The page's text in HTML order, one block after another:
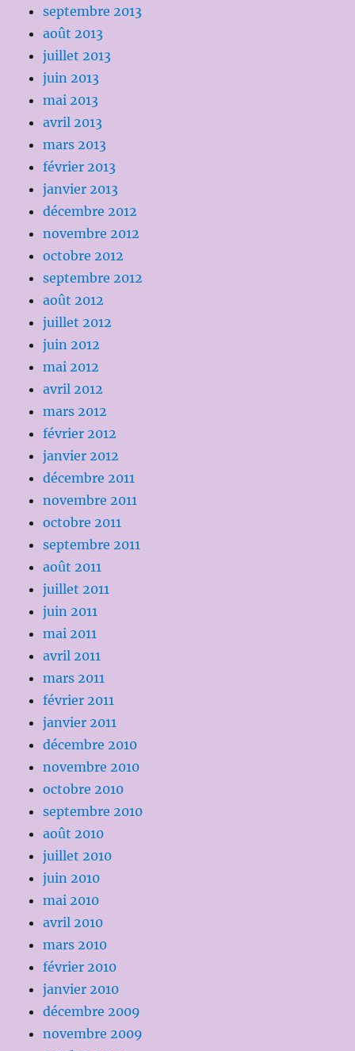
septembre 2013
août 2013
juillet 2013
juin 2013
mai 2013
avril 2013
mars 2013
février 2013
janvier 2013
décembre 2012
novembre 2012
octobre 2012
septembre 2012
août 2012
juillet 2012
juin 2012
mai 2012
avril 2012
mars 2012
février 2012
janvier 2012
décembre 2011
novembre 2011
octobre 2011
septembre 2011
août 2011
juillet 2011
juin 2011
mai 2011
avril 2011
mars 2011
février 2011
janvier 2011
décembre 2010
novembre 2010
octobre 2010
septembre 2010
août 2010
juillet 2010
juin 2010
mai 2010
avril 2010
mars 2010
février 2010
janvier 2010
décembre 2009
novembre 2009